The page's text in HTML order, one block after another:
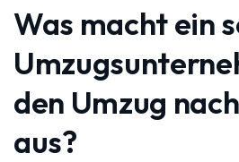
Was macht ein
den Umzug
aus?